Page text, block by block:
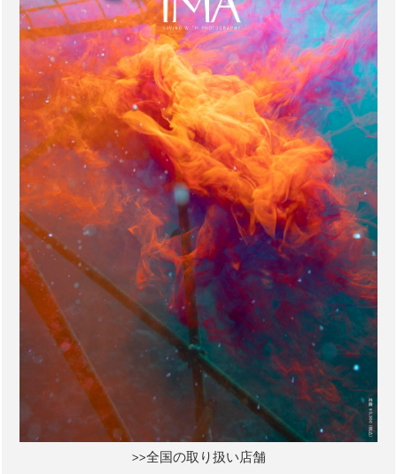
>>全国の取り扱い店舗